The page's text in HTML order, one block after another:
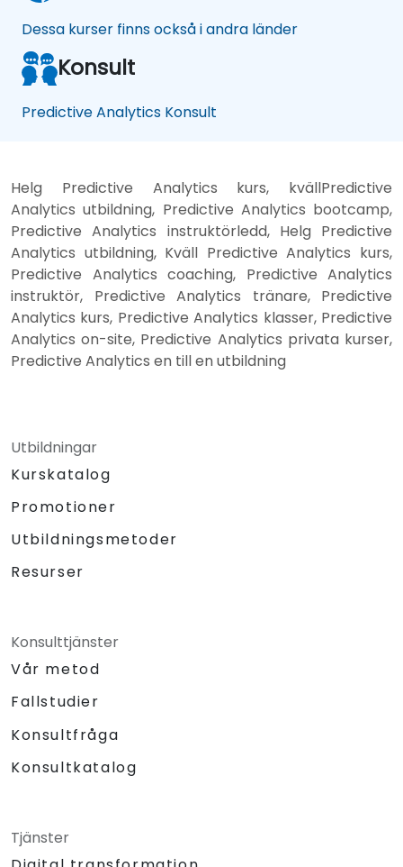
Dessa kurser finns också i andra länder
Konsult
Predictive Analytics Konsult
Helg Predictive Analytics kurs, kvällPredictive
Analytics utbildning, Predictive Analytics bootcamp,
Predictive Analytics instruktörledd, Helg Predictive
Analytics utbildning, Kväll Predictive Analytics kurs,
Predictive Analytics coaching, Predictive Analytics
instruktör, Predictive Analytics tränare, Predictive
Analytics kurs, Predictive Analytics klasser, Predictive
Analytics on-site, Predictive Analytics privata kurser,
Predictive Analytics en till en utbildning
Utbildningar
Kurskatalog
Promotioner
Utbildningsmetoder
Resurser
Konsulttjänster
Vår metod
Fallstudier
Konsultfråga
Konsultkatalog
Tjänster